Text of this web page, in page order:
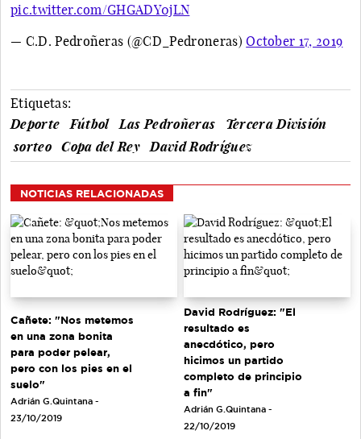
pic.twitter.com/GHGADY0jLN
— C.D. Pedroñeras (@CD_Pedroneras)October 17, 2019
Etiquetas:
Deporte
Fútbol Las Pedroñeras
Tercera División
sorteo
Copa del Rey David Rodríguez
NOTICIAS RELACIONADAS
Cañete: "Nos metemos
en una zona bonita
para poder pelear,
pero con los pies en el
suelo"
Adrián G.Quintana -
23/10/2019
David Rodríguez: "El
resultado es
anecdótico, pero
hicimos un partido
completo de principio
a fin"
Adrián G.Quintana -
22/10/2019